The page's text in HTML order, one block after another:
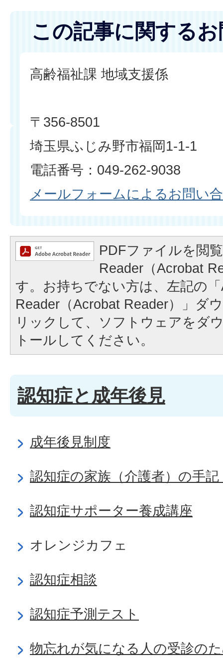
この記事に関する
高齢福祉課 地域支援係
〒356-8501
埼玉県ふじみ野市福岡1-1-1
電話番号：049-262-9038
メールフォームによるお問い
PDFファイルを閲
Reader（Acrobat
す。お持ちでない方は、左記の
Reader（Acrobat Reader）」ダ
リックして、ソフトウェアをダ
トールしてください。
認知症と成年後見
成年後見制度
認知症の家族（介護者）の手
認知症サポーター養成講座
オレンジカフェ
認知症相談
認知症予測テスト
物忘れが気になる人の受診の